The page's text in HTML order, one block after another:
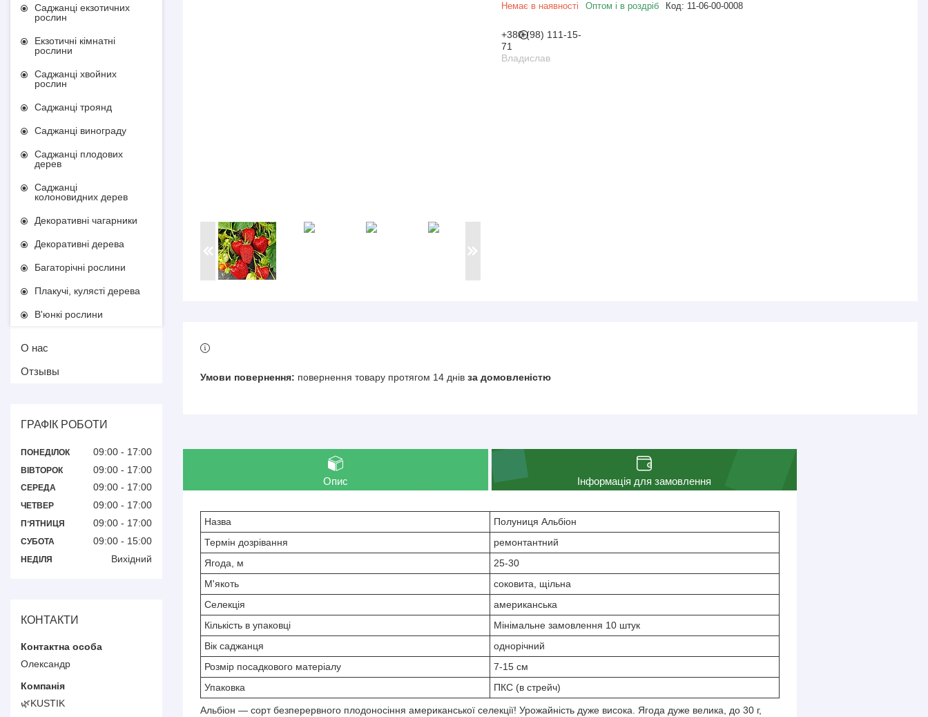
Немає в наявності
Оптом і в роздріб Код: 11-06-00-0008
+380 (98) 111-15-
71
Владислав
повернення товару протягом 14 днів за домовленістю
Опис Інформація для замовлення
Назва
Полуниця Альбіон
Термін дозрівання
ремонтантний
Ягода, м
25-30
М'якоть
соковита, щільна
Селекція
американська
Кількість в упаковці
Мінімальне замовлення 10 штук
Вік саджанця
однорічний
Розмір посадкового матеріалу
7-15 см
Упаковка
ПКС (в стрейч)
Альбіон — сорт безперервного плодоносіння американської селекції! Урожайність дуже висока. Ягода дуже велика, до 30 г,
Саджанці екзотичних
рослин
Екзотичні кімнатні
рослини
Саджанці хвойних
рослин
Саджанці троянд
Саджанці винограду
Саджанці плодових
дерев
Саджанці
колоновидних дерев
Декоративні чагарники
Декоративні дерева
Багаторічні рослини
Плакучі, кулясті дерева
В'юнкі рослини
О нас
Отзывы
ГРАФІК РОБОТИ
ПОНЕДІЛОК 09:00 17:00
ВІВТОРОК 09:00 17:00
СЕРЕДА 09:00 17:00
ЧЕТВЕР 09:00 17:00
ПʼЯТНИЦЯ 09:00 17:00
СУБОТА 09:00 15:00
НЕДІЛЯ Вихідний
КОНТАКТИ
Олександр
🌿KUSTIK